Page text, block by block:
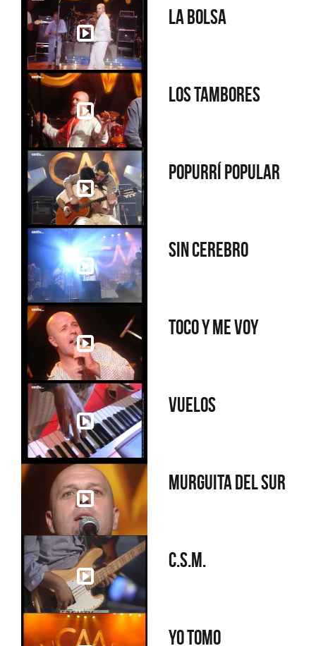
La bolsa
Los tambores
Popurrí popular
Sin cerebro
Toco y me voy
Vuelos
Murguita del sur
C.S.M.
Yo tomo